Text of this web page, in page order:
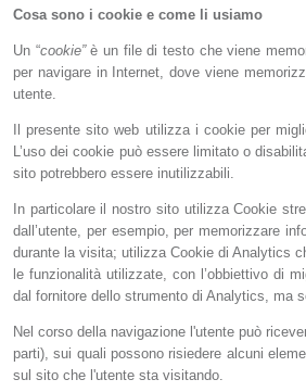
Cosa sono i cookie e come li usiamo
Un “cookie”è un file di testo che viene
per navigare in Internet, dove viene
utente.
Il presente sito web utilizza i cookie per
L’uso dei cookie può essere limitato o
sito potrebbero essere inutilizzabili.
In particolare il nostro sito utilizza Cookie
dall’utente, per esempio, per memorizzare
durante la visita; utilizza Cookie di Analytics
le funzionalità utilizzate, con l’obbiettivo di
dal fornitore dello strumento di Analytics, ma
Nel corso della navigazione l'utente può
parti), sui quali possono risiedere alcuni
sul sito che l'utente sta visitando.